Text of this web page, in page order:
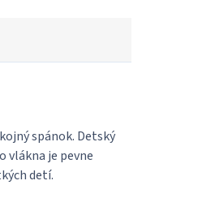
spánok. Detský
vlákna je pevne
detí.